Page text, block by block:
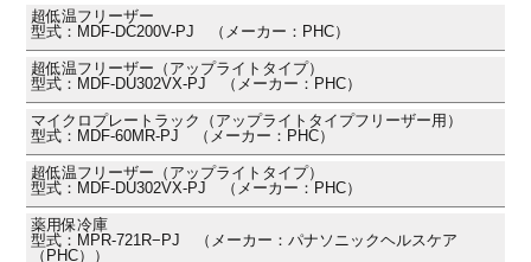
超低温フリーザー
型式：MDF-DC200V-PJ （メーカー：PHC）
超低温フリーザー（アップライトタイプ）
型式：MDF-DU302VX-PJ （メーカー：PHC）
マイクロプレートラック（アップライトタイプフリーザー用）
型式：MDF-60MR-PJ （メーカー：PHC）
超低温フリーザー（アップライトタイプ）
型式：MDF-DU302VX-PJ （メーカー：PHC）
薬用保冷庫
型式：MPR-721R−PJ （メーカー：パナソニックヘルスケア
（PHC））